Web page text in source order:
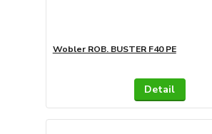
Wobler ROB. BUSTER F40 PE
Detail